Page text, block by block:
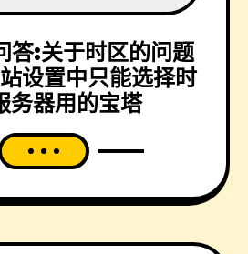
答:关于时区的问题
设置中只能选择时
务器用的宝塔